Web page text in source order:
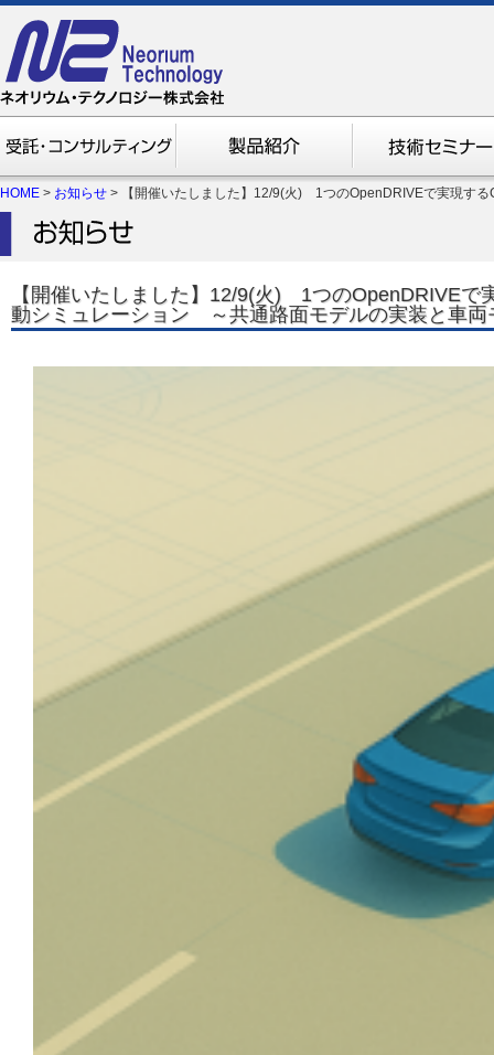
HOME > お知らせ > 【開催いたしました】12/9(火) 1つのOpenDRIVEで実現す
【開催いたしました】12/9(火) 1つのOpenDRIVEで
動シミュレーション ～共通路面モデルの実装と車両